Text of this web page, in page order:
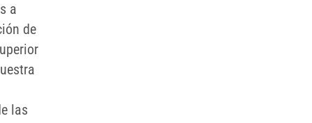
a
de
las